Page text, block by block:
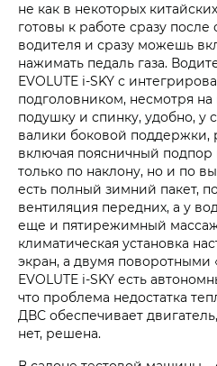
не как в некоторых
готовы к работе сразу
водителя и сразу можешь
нажимать педаль газа.
EVOLUTE i‑SKY с
подголовником, несмотря
подушку и спинку, удобно,
валики боковой поддержки,
включая поясничный подпор
только по наклону, но и по
есть полный зимний пакет,
вентиляция передних, а у
еще и пятирежимный
климатическая установка
экран, а двумя
EVOLUTE i‑SKY есть
что проблема недостатка
ДВС обеспечивает
нет, решена.